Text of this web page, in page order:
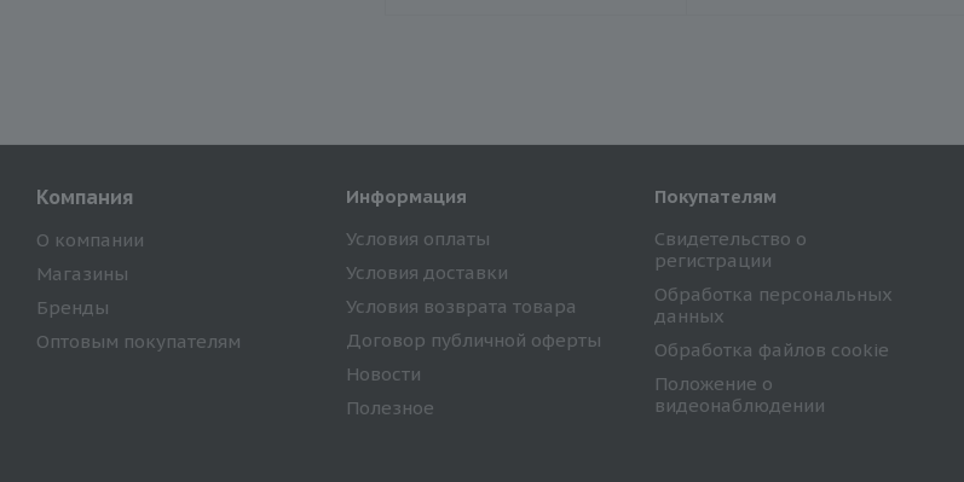
Компания
О компании
Магазины
Бренды
Оптовым покупателям
Информация
Условия оплаты
Условия доставки
Условия возврата товара
Договор публичной оферты
Новости
Полезное
Покупателям
Свидетельство о
регистрации
Обработка персональных
данных
Обработка файлов cookie
Положение о
видеонаблюдении